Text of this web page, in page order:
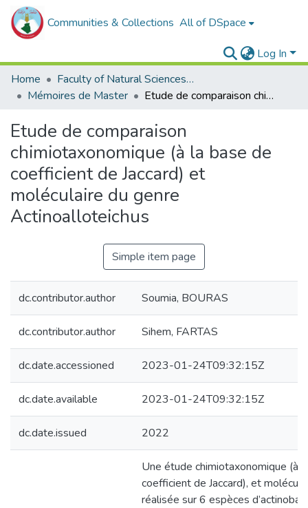
Communities & Collections All of DSpace
Log In
Home
Faculty of Natural Sciences, Life and Earth Sciences
Mémoires de Master
Etude de comparaison chimiotaxonomique (à la base de coefficient de Jaccard) et moléculaire du genre Actinoalloteichus
Etude de comparaison
chimiotaxonomique (à la base de
coefficient de Jaccard) et
moléculaire du genre
Actinoalloteichus
Simple item page
dc.contributor.author Soumia, BOURAS
dc.contributor.author Sihem, FARTAS
dc.date.accessioned 2023-01-24T09:32:15Z
dc.date.available 2023-01-24T09:32:15Z
dc.date.issued 2022
Une étude chimiotaxonomique (à
coefficient de Jaccard), et
réalisée sur 6 espèces